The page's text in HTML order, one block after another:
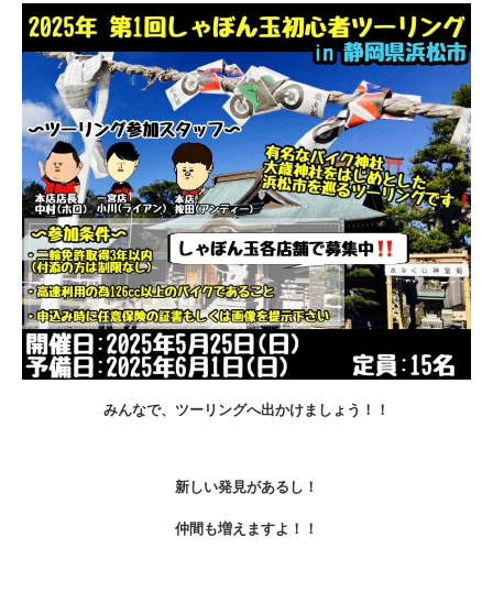
みんなで、ツーリングへ出かけましょう！！
新しい発見があるし！
仲間も増えますよ！！